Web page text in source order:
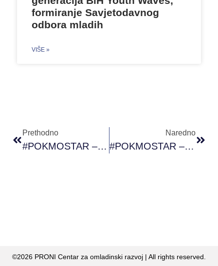
formiranje Savjetodavnog
odbora mladih
VIŠE »
Prethodno
#POKMOSTAR – “U Zdravom Tijelu Je Zdrav Duh”
Naredno
#POKMOSTAR – Online Dnevnik Uma
©2026 PRONI Centar za omladinski razvoj | All rights reserved.